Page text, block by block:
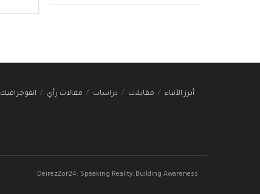
أبرز الأنباء مقابلات دراسات مقالات رأي انفوجرافيك
DeirezZor24: Speaking Reality, Building Awareness